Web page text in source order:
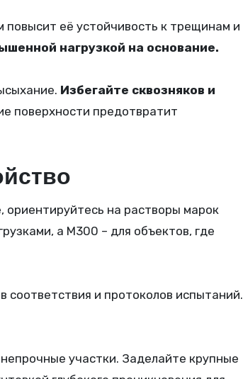
её устойчивость к трещинам и
нагрузкой на основание.
Избегайте сквозняков и
поверхности предотвратит
ориентируйтесь на растворы марок
а М300 – для объектов, где
соответствия и протоколов испытаний.
участки. Заделайте крупные